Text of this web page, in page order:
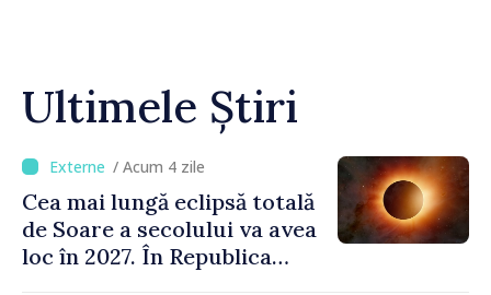
Ultimele Știri
/ Acum 4 zile
Cea mai lungă eclipsă totală
de Soare a secolului va avea
loc în 2027. În Republica